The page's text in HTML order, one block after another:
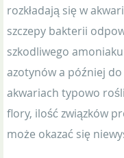
rozkładają się w
szczepy bakterii
szkodliwego
azotynów a później do
akwariach typowo
flory, ilość związków
może okazać się